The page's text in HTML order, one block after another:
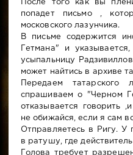
После того как вы
попадет письмо ,
московского лазунчика.
В письме содержится
Гетмана" и
усыпальницу
может найтись в архиве
Передаем
спрашиваем о "Черном
отказывается говорить
не обижайся, если я сам
Отправляетесь в Ригу. У
в ратушу, где
Голова требует